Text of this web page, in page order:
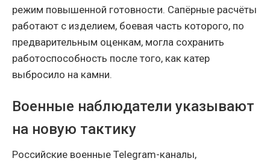
режим повышенной готовности. Сапёрные расчёты
работают с изделием, боевая часть которого, по
предварительным оценкам, могла сохранить
работоспособность после того, как катер
выбросило на камни.
Военные наблюдатели указывают
на новую тактику
Российские военные Telegram-каналы,